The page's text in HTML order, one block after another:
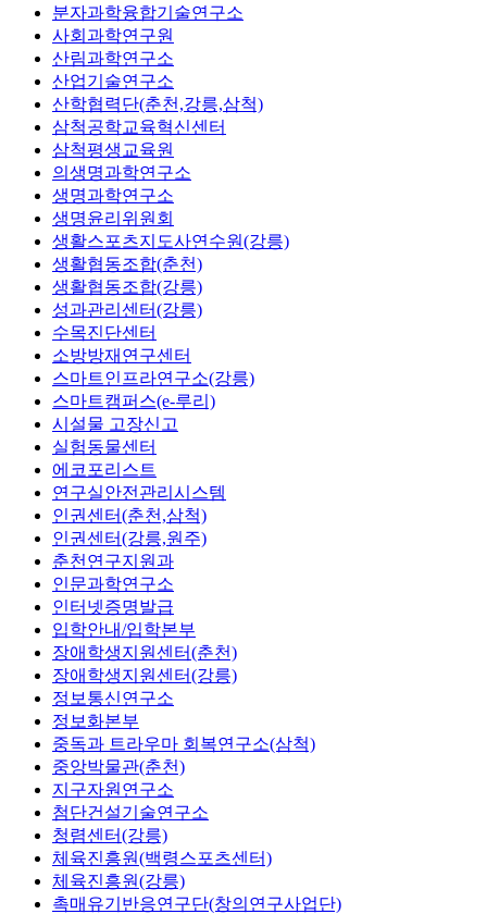
분자과학융합기술연구소
사회과학연구원
산림과학연구소
산업기술연구소
산학협력단(춘천,강릉,삼척)
삼척공학교육혁신센터
삼척평생교육원
의생명과학연구소
생명과학연구소
생명윤리위원회
생활스포츠지도사연수원(강릉)
생활협동조합(춘천)
생활협동조합(강릉)
성과관리센터(강릉)
수목진단센터
소방방재연구센터
스마트인프라연구소(강릉)
스마트캠퍼스(e-루리)
시설물 고장신고
실험동물센터
에코포리스트
연구실안전관리시스템
인권센터(춘천,삼척)
인권센터(강릉,원주)
춘천연구지원과
인문과학연구소
인터넷증명발급
입학안내/입학본부
장애학생지원센터(춘천)
장애학생지원센터(강릉)
정보통신연구소
정보화본부
중독과 트라우마 회복연구소(삼척)
중앙박물관(춘천)
지구자원연구소
첨단건설기술연구소
청렴센터(강릉)
체육진흥원(백령스포츠센터)
체육진흥원(강릉)
촉매유기반응연구단(창의연구사업단)